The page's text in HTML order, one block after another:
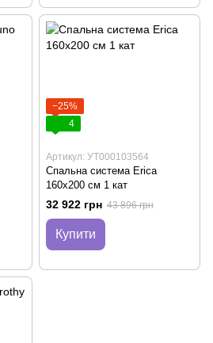
−25%
4
Артикул: УТ000103564
Спальна система Erica
160х200 см 1 кат
32 922 грн 43 896 грн
Купити